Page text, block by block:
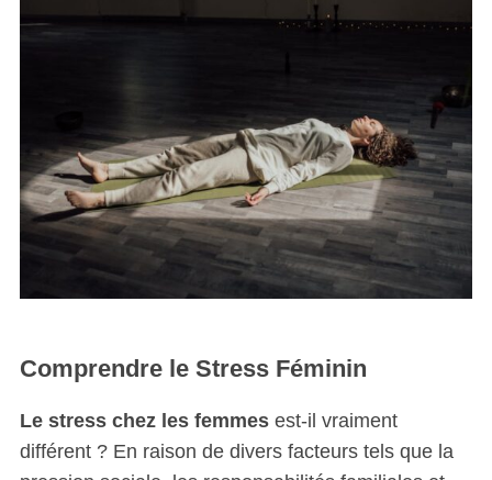
Comprendre le Stress Féminin
Le stress chez les femmesest-il vraiment
différent ? En raison de divers facteurs tels que la